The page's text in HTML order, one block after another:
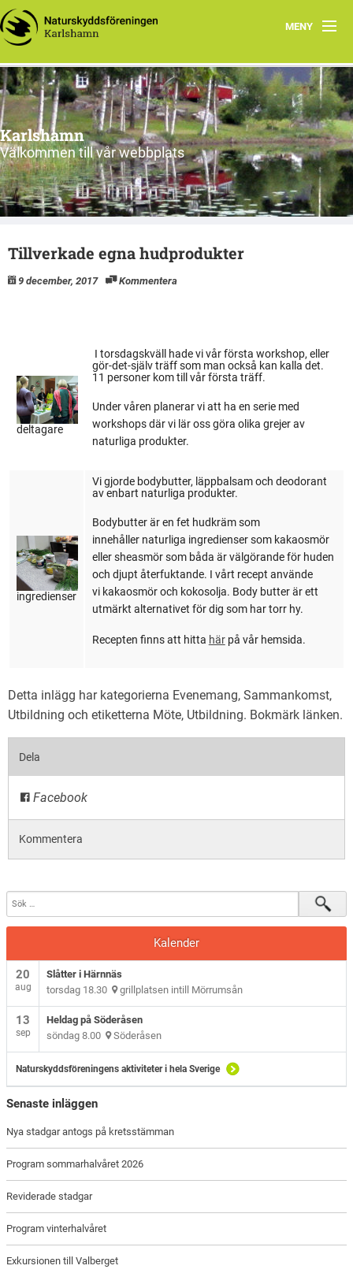
MENY
Hem
Om oss
Aktiviteter
Smultronställen
Pristävlingar
Karlshamn
Välkommen till vår webbplats
Tillverkade egna hudprodukter
9 december, 2017 Kommentera
deltagare
I torsdagskväll hade vi vår första workshop, eller
gör-det-själv träff som man också kan kalla det.
11 personer kom till vår första träff.
Under våren planerar vi att ha en serie med
workshops där vi lär oss göra olika grejer av
naturliga produkter.
ingredienser
Vi gjorde bodybutter, läppbalsam och deodorant
av enbart naturliga produkter.
Bodybutter är en fet hudkräm som
innehåller naturliga ingredienser som kakaosmör
eller sheasmör som båda är välgörande för huden
och djupt återfuktande. I vårt recept använde
vi kakaosmör och kokosolja. Body butter är ett
utmärkt alternativet för dig som har torr hy.
Recepten finns att hitta härpå vår hemsida.
Detta inlägg har kategorierna Evenemang, Sammankomst,
Utbildning och etiketterna Möte, Utbildning. Bokmärk länken.
Dela
Facebook
Kommentera
Kalender
20
aug
Slåtter i Härnnäs
torsdag 18.30 grillplatsen intill Mörrumsån
13
sep
Heldag på Söderåsen
söndag 8.00 Söderåsen
Naturskyddsföreningens aktiviteter i hela Sverige
Senaste inläggen
Nya stadgar antogs på kretsstämman
Program sommarhalvåret 2026
Reviderade stadgar
Program vinterhalvåret
Exkursionen till Valberget